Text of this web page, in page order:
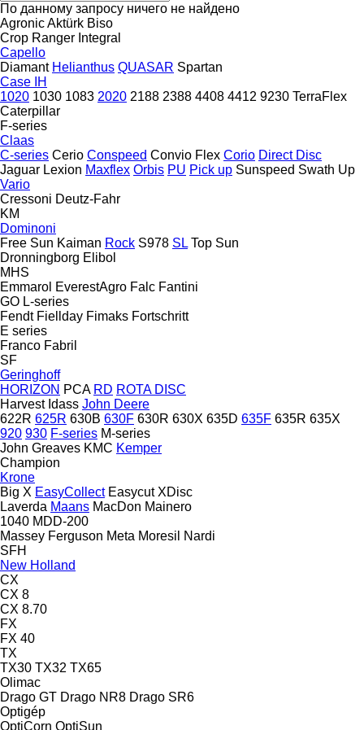
По данному запросу ничего не найдено
AgronicAktürk Biso
Crop Ranger Integral
Capello
Diamant Helianthus QUASAR Spartan
Case IH
1020 1030 1083 2020 2188 2388 4408 4412 9230 TerraFlex
Caterpillar
F-series
Claas
C-series Cerio Conspeed Convio Flex Corio Direct Disc
Jaguar Lexion Maxflex Orbis PU Pick up Sunspeed Swath Up
Vario
Cressoni Deutz-Fahr
KM
Dominoni
Free Sun Kaiman Rock S978 SL Top Sun
Dronningborg Elibol
MHS
Emmarol EverestAgro Falc Fantini
GO L-series
Fendt Fiellday Fimaks Fortschritt
E series
Franco Fabril
SF
Geringhoff
HORIZON PCA RD ROTA DISC
Harvest Idass John Deere
622R 625R 630B 630F 630R 630X 635D 635F 635R 635X
920 930 F-series M-series
John Greaves KMC Kemper
Champion
Krone
Big X EasyCollect Easycut XDisc
Laverda Maans MacDon Mainero
1040 MDD-200
Massey Ferguson Meta Moresil
Nardi
SFH
New Holland
CX
CX 8
CX 8.70
FX
FX 40
TX
TX30 TX32 TX65
Olimac
Drago GT Drago NR8 Drago SR6
Optigép
OptiCorn OptiSun